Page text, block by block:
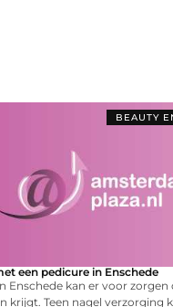
BEAUTY
een pedicure in Enschede
Enschede kan er voor zorgen
krijgt. Teen nagel verzorging